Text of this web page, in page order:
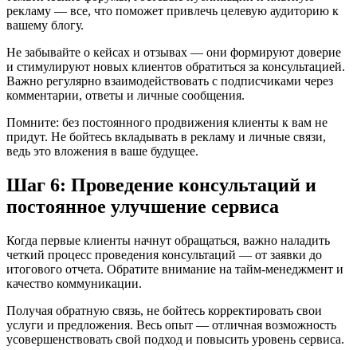
рекламу — все, что поможет привлечь целевую аудиторию к
вашему блогу.
Не забывайте о кейсах и отзывах — они формируют доверие
и стимулируют новых клиентов обратиться за консультацией.
Важно регулярно взаимодействовать с подписчиками через
комментарии, ответы и личные сообщения.
Помните: без постоянного продвижения клиенты к вам не
придут. Не бойтесь вкладывать в рекламу и личные связи,
ведь это вложения в ваше будущее.
Шаг 6: Проведение консультаций и
постоянное улучшение сервиса
Когда первые клиенты начнут обращаться, важно наладить
четкий процесс проведения консультаций — от заявки до
итогового отчета. Обратите внимание на тайм-менеджмент и
качество коммуникации.
Получая обратную связь, не бойтесь корректировать свои
услуги и предложения. Весь опыт — отличная возможность
усовершенствовать свой подход и повысить уровень сервиса.